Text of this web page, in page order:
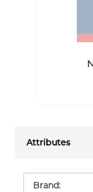
Attributes
Brand: